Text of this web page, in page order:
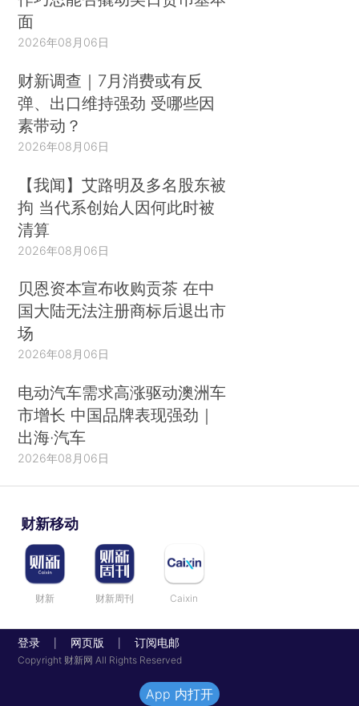
面
2026年08月06日
财新调查｜7月消费或有反
弹、出口维持强劲 受哪些因
素带动？
2026年08月06日
【我闻】艾路明及多名股东被
拘 当代系创始人因何此时被
清算
2026年08月06日
贝恩资本宣布收购贡茶 在中
国大陆无法注册商标后退出市
场
2026年08月06日
电动汽车需求高涨驱动澳洲车
市增长 中国品牌表现强劲｜
出海·汽车
2026年08月06日
财新移动
财新 财新周刊 Caixin
登录 网页版 订阅电邮
Copyright 财新网 All Rights Reserved
App 内打开